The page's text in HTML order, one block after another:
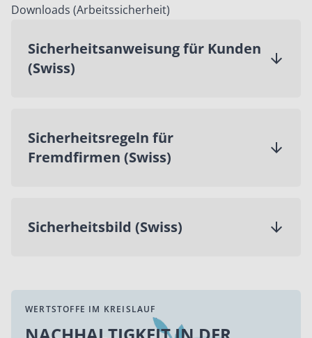
Downloads (Arbeitssicherheit)
Sicherheitsanweisung für Kunden
(Swiss)
Sicherheitsregeln für
Fremdfirmen (Swiss)
Sicherheitsbild (Swiss)
WERTSTOFFE IM KREISLAUF